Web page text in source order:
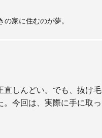
家に住むのが夢。
直しんどい。でも、抜け毛
今回は、実際に手に取っ